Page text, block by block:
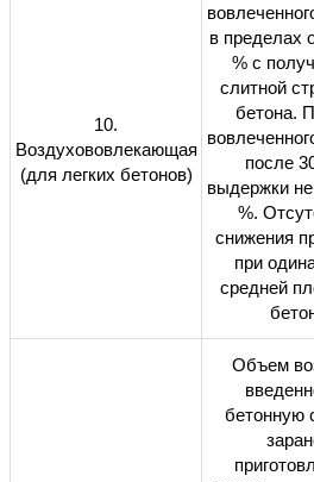
10.
Воздухововлекающая
(для легких бетонов)
в пределах
% с
слитной
бетона.
после
выдержки
%.
снижения
при
средней
Объем
бетонную